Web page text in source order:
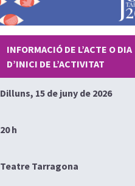
INFORMACIÓ DE L’ACTE O DIA
D’INICI DE L’ACTIVITAT
Dilluns, 15 de juny de 2026
20 h
Teatre Tarragona